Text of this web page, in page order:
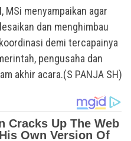
MSi menyampaikan agar
dan menghimbau
demi tercapainya
pengusaha dan
akhir acara.(S PANJA SH)